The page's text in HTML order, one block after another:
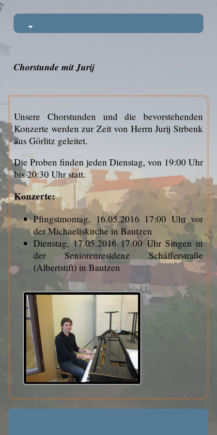
Chorstunde mit Jurij
Unsere Chorstunden und die bevorstehenden
Konzerte werden zur Zeit von Herrn Jurij Strbenk
aus Görlitz geleitet.
Die Proben finden jeden Dienstag, von 19:00 Uhr
bis 20:30 Uhr statt.
Konzerte:
Pfingstmontag, 16.05.2016 17:00 Uhr vor
der Michaeliskirche in Bautzen
Dienstag, 17.05.2016 17.00 Uhr Singen in
der Seniorenresidenz Schäfferstraße
(Albertstift) in Bautzen